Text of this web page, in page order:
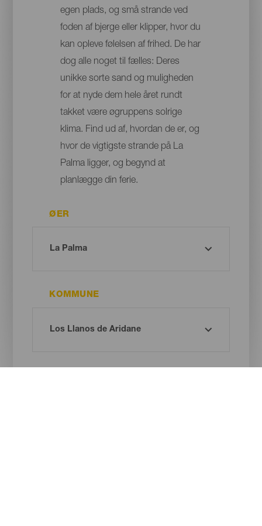
egen plads, og små strande ved
foden af bjerge eller klipper, hvor du
kan opleve følelsen af frihed. De har
dog alle noget til fælles: Deres
unikke sorte sand og muligheden
for at nyde dem hele året rundt
takket være øgruppens solrige
klima. Find ud af, hvordan de er, og
hvor de vigtigste strande på La
Palma ligger, og begynd at
planlægge din ferie.
ØER
KOMMUNE